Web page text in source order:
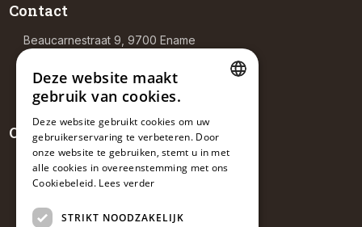
Contact
Beaucarnestraat 9, 9700 Ename
info@huisbeaucarne.be
Openingsuren
Theehuis
Za–Zo: 14:00 – 18:00
Op afspraak
FRENCH
ENGLISH
Deze website maakt
gebruik van cookies.
Deze website gebruikt cookies om uw
gebruikerservaring te verbeteren. Door
onze website te gebruiken, stemt u in met
alle cookies in overeenstemming met ons
Cookiebeleid. Lees verder
STRIKT NOODZAKELIJK